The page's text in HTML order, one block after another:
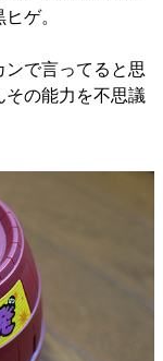
ゲ。
で言ってると思
その能力を不思議